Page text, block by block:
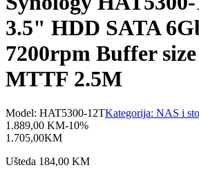
3.5" HDD SATA
7200rpm Buffer
MTTF 2.5M
Model: HAT5300-12TKategorija: NAS i
1.889,00 KM-10%
1.705,00KM
Ušteda 184,00 KM